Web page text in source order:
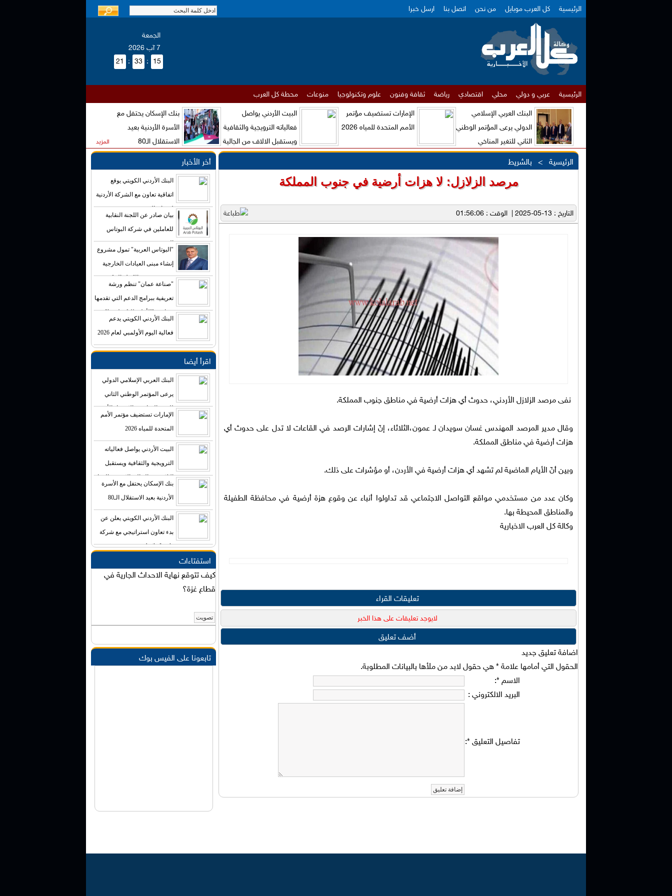
الرئيسية كل العرب موبايل من نحن اتصل بنا ارسل خبرا
الجمعة
7 آب 2026
21
: 33 : 15
الرئيسية عربي و دولي محلي اقتصادي رياضة ثقافة وفنون علوم وتكنولوجيا منوعات محطة كل العرب
البنك العربي الإسلامي
الدولي يرعى المؤتمر الوطني
الثاني للتغير المناخي
الإمارات تستضيف مؤتمر
الأمم المتحدة للمياه 2026
البيت الأردني يواصل
فعالياته الترويجية والثقافية
ويستقبل الالاف من الجالية
بنك الإسكان يحتفل مع
الأسرة الأردنية بعيد
الاستقلال الـ80
المزيد
الرئيسية > بالشريط
مرصد الزلازل: لا هزات أرضية في جنوب المملكة
التاريخ : 13-05-2025 | الوقت : 01:56:06
نفى مرصد الزلازل الأردني، حدوث أي هزات أرضية في مناطق جنوب المملكة.
وقال مدير المرصد المهندس غسان سويدان لـ عمون،الثلاثاء، إنّ إشارات الرصد في القاعات لا تدل على حدوث أي
هزات أرضية في مناطق المملكة.
وبين أنّ الأيام الماضية لم تشهد أي هزات أرضية في الأردن، أو مؤشرات على ذلك.
وكان عدد من مستخدمي مواقع التواصل الاجتماعي قد تداولوا أنباء عن وقوع هزة أرضية في محافظة الطفيلة
والمناطق المحيطة بها.
وكالة كل العرب الاخبارية
تعليقات القراء
لايوجد تعليقات على هذا الخبر
أضف تعليق
اضافة تعليق جديد
الحقول التي أمامها علامة * هي حقول لابد من ملأها بالبيانات المطلوبة.
الاسم*
:
البريد الالكتروني:
تفاصيل التعليق*
:
أخر الأخبار
البنك الأردني الكويتي يوقع
اتفاقية تعاون مع الشركة الأردنية
لضمان القروض
بيان صادر عن اللجنة النقابية
للعاملين في شركة البوتاس
العربية
"البوتاس العربية" تمول مشروع
إنشاء مبنى العيادات الخارجية
في مستشفى الكرك الحكومي
"صناعة عمان" تنظم ورشة
تعريفية ببرامج الدعم التي تقدمها
صناديق "الأعلى للتكنولوجيا"
البنك الأردني الكويتي يدعم
فعالية اليوم الأولمبي لعام 2026
اقرأ أيضا
البنك العربي الإسلامي الدولي
يرعى المؤتمر الوطني الثاني
للتغير المناخي والاقتصاد الأخضر
الإمارات تستضيف مؤتمر الأمم
المتحدة للمياه 2026
البيت الأردني يواصل فعالياته
الترويجية والثقافية ويستقبل
الالاف من الجالية الاردنية والزوار
بنك الإسكان يحتفل مع الأسرة
الأردنية بعيد الاستقلال الـ80
البنك الأردني الكويتي يعلن عن
بدء تعاون استراتيجي مع شركة
Agile-Leads
استفتاءات
كيف تتوقع نهاية الاحداث الجارية في
قطاع غزة؟
تابعونا على الفيس بوك